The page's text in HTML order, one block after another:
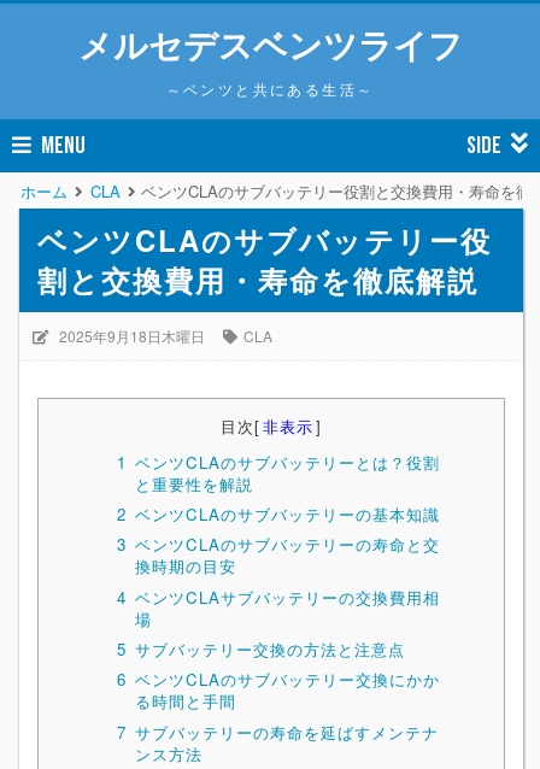
メルセデスベンツライフ
～ベンツと共にある生活～
MENU SIDE
ホーム CLA ベンツCLAのサブバッテリー役割と交換費用・寿命を徹
ベンツCLAのサブバッテリー役
割と交換費用・寿命を徹底解説
2025年9月18日木曜日 CLA
目次[非表示]
1 ベンツCLAのサブバッテリーとは？役割
と重要性を解説
2 ベンツCLAのサブバッテリーの基本知識
3 ベンツCLAのサブバッテリーの寿命と交
換時期の目安
4 ベンツCLAサブバッテリーの交換費用相
場
5 サブバッテリー交換の方法と注意点
6 ベンツCLAのサブバッテリー交換にかか
る時間と手間
7 サブバッテリーの寿命を延ばすメンテナ
ンス方法